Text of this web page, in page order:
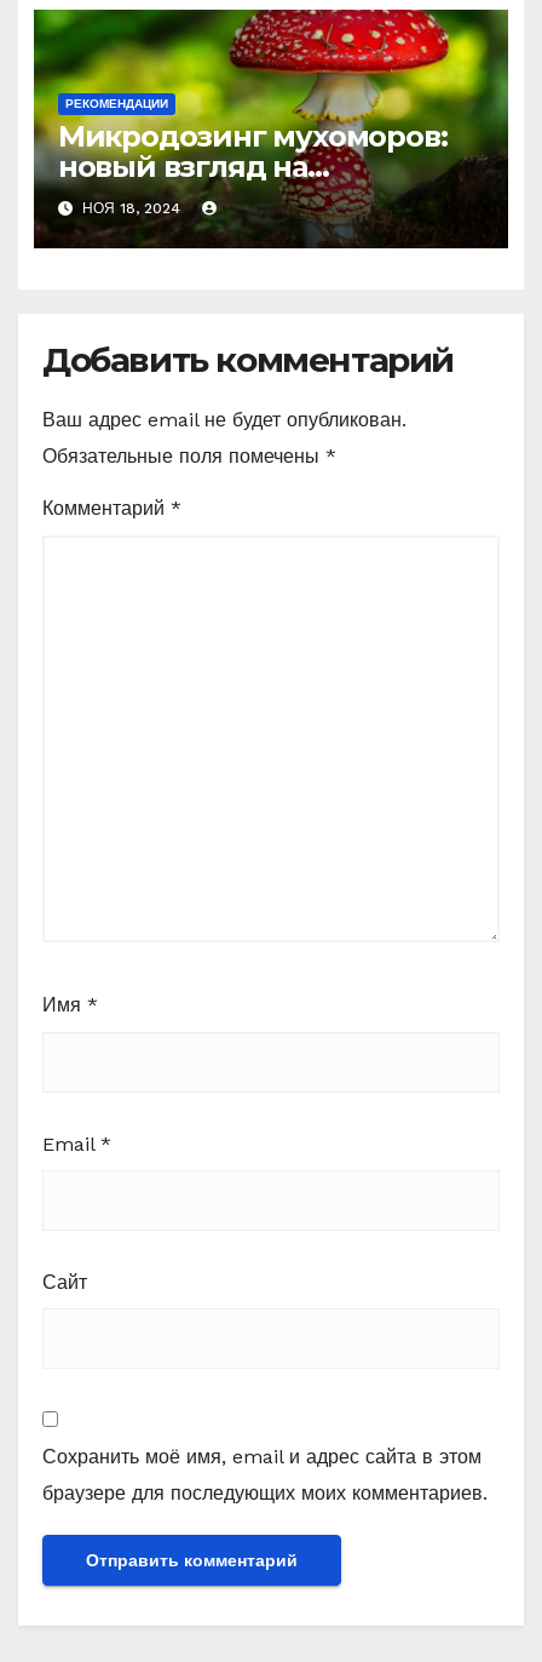
РЕКОМЕНДАЦИИ
Микродозинг мухоморов:
новый взгляд на
психоделику
НОЯ 18, 2024
Добавить комментарий
Ваш адрес email не будет опубликован.
Обязательные поля помечены *
Комментарий *
Имя *
Email *
Сайт
Сохранить моё имя, email и адрес сайта в этом
браузере для последующих моих комментариев.